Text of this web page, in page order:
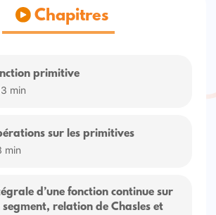
Chapitres
primitive
min
sur les primitives
min
d’une fonction continue sur
segment, relation de Chasles et